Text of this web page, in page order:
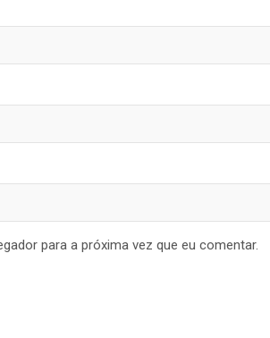
para a próxima vez que eu comentar.